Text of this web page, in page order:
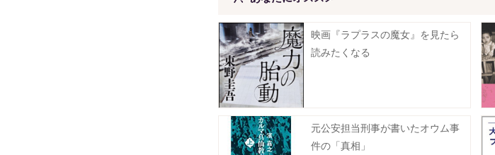
映画『ラプラスの魔女』を見たら
読みたくなる
元公安担当刑事が書いたオウム事
件の「真相」